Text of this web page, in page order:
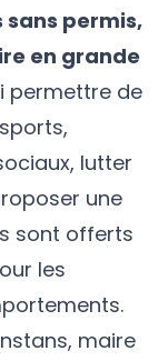
permis,
en grande
permettre de
lutter
une
sont offerts
les
maire